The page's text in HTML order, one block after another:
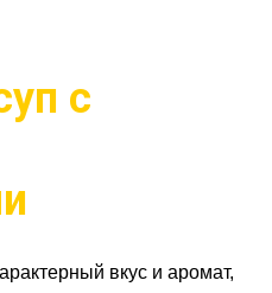
с
вкус и аромат,